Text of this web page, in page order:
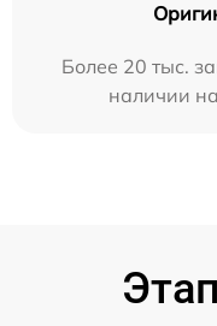
Более 20 тыс.
наличии